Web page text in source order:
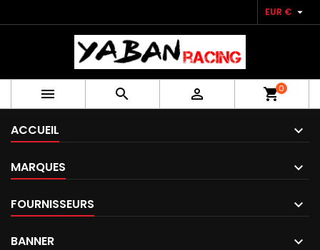
EUR € 
   shopping_cart0
ACCUEIL
MARQUES
FOURNISSEURS
BANNER